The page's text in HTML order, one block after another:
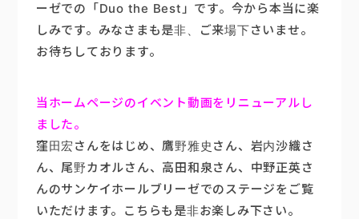
ーゼでの「Duo the Best」です。今から本当に楽
しみです。みなさまも是非、ご来場下さいませ。
お待ちしております。
当ホームページのイベント動画をリニューアルし
ました。
窪田宏さんをはじめ、鷹野雅史さん、岩内沙織さ
ん、尾野カオルさん、高田和泉さん、中野正英さ
んのサンケイホールブリーゼでのステージをご覧
いただけます。こちらも是非お楽しみ下さい。